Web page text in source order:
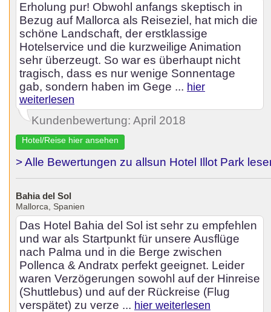
Erholung pur! Obwohl anfangs skeptisch in
Bezug auf Mallorca als Reiseziel, hat mich die
schöne Landschaft, der erstklassige
Hotelservice und die kurzweilige Animation
sehr überzeugt. So war es überhaupt nicht
tragisch, dass es nur wenige Sonnentage
gab, sondern haben im Gege ... hier
weiterlesen
Kundenbewertung: April 2018
Hotel/Reise hier ansehen
> Alle Bewertungen zu allsun Hotel Illot Park
Bahia del Sol
Mallorca, Spanien
Das Hotel Bahia del Sol ist sehr zu empfehlen
und war als Startpunkt für unsere Ausflüge
nach Palma und in die Berge zwischen
Pollenca & Andratx perfekt geeignet. Leider
waren Verzögerungen sowohl auf der Hinreise
(Shuttlebus) und auf der Rückreise (Flug
verspätet) zu verze ... hier weiterlesen